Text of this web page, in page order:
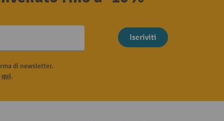
Iscriviti
di newsletter.
qui.